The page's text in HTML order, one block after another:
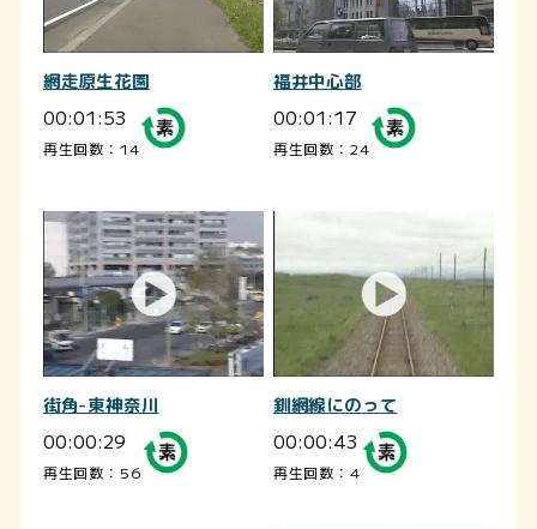
網走原生花園
00:01:53
再生回数：14
福井中心部
00:01:17
再生回数：24
街角-東神奈川
00:00:29
再生回数：56
釧網線にのって
00:00:43
再生回数：4